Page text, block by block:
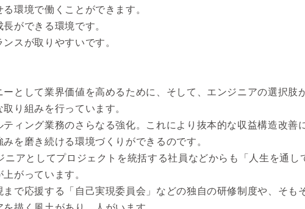
環境で働くことができます。
ができる環境です。
スが取りやすいです。
ーとして業界価値を高めるために、そして、エンジニアの選択肢
り組みを行っています。
ィング業務のさらなる強化。これにより抜本的な収益構造改善
を磨き続ける環境づくりができるのです。
ニアとしてプロジェクトを統括する社員などからも「人生を通し
がっています。
まで応援する「自己実現委員会」などの独自の研修制度や、そも